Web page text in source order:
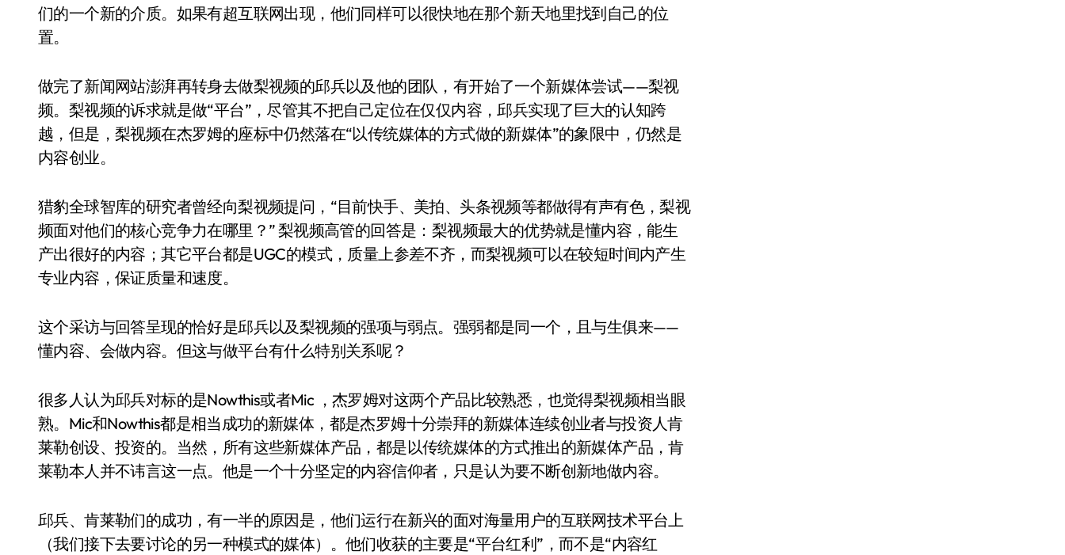
们的一个新的介质。如果有超互联网出现，他们同样可以很快地在那个新天地里找到自己的位
置。
做完了新闻网站澎湃再转身去做梨视频的邱兵以及他的团队，有开始了一个新媒体尝试——梨视
频。梨视频的诉求就是做“平台”，尽管其不把自己定位在仅仅内容，邱兵实现了巨大的认知跨
越，但是，梨视频在杰罗姆的座标中仍然落在“以传统媒体的方式做的新媒体”的象限中，仍然是
内容创业。
猎豹全球智库的研究者曾经向梨视频提问，“目前快手、美拍、头条视频等都做得有声有色，梨视
频面对他们的核心竞争力在哪里？” 梨视频高管的回答是：梨视频最大的优势就是懂内容，能生
产出很好的内容；其它平台都是UGC的模式，质量上参差不齐，而梨视频可以在较短时间内产生
专业内容，保证质量和速度。
这个采访与回答呈现的恰好是邱兵以及梨视频的强项与弱点。强弱都是同一个，且与生俱来——
懂内容、会做内容。但这与做平台有什么特别关系呢？
很多人认为邱兵对标的是Nowthis或者Mic ，杰罗姆对这两个产品比较熟悉，也觉得梨视频相当眼
熟。Mic和Nowthis都是相当成功的新媒体，都是杰罗姆十分崇拜的新媒体连续创业者与投资人肯
莱勒创设、投资的。当然，所有这些新媒体产品，都是以传统媒体的方式推出的新媒体产品，肯
莱勒本人并不讳言这一点。他是一个十分坚定的内容信仰者，只是认为要不断创新地做内容。
邱兵、肯莱勒们的成功，有一半的原因是，他们运行在新兴的面对海量用户的互联网技术平台上
（我们接下去要讨论的另一种模式的媒体）。他们收获的主要是“平台红利”，而不是“内容红